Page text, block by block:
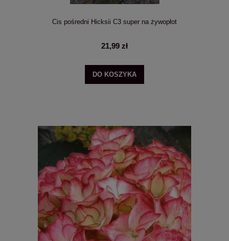
Cis pośredni Hicksii C3 super na żywopłot
21,99 zł
DO KOSZYKA